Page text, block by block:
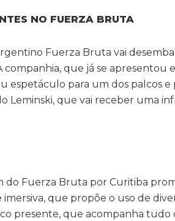
NO FUERZA BRUTA
Fuerza Bruta vai
que já se apresentou
espetáculo para um dos palcos e
Leminski, que vai receber uma
do Fuerza Bruta por Curitiba
que propõe o uso de
presente, que acompanha